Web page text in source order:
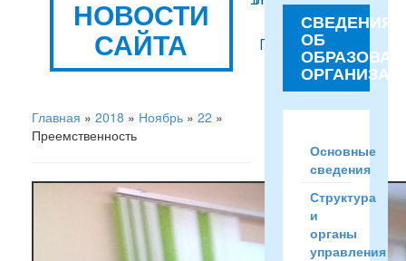
ФАЙЛЫ
ПИТАНИЯ
НОВОСТИ
САЙТА
Главная » 2018 » Ноябрь » 22 »
Преемственность
СВЕДЕНИЯ
ОБ
Основные
сведения
Структура
и
органы
управления